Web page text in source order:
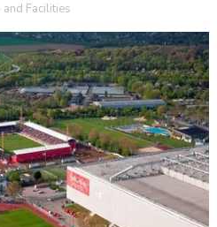
and Facilities